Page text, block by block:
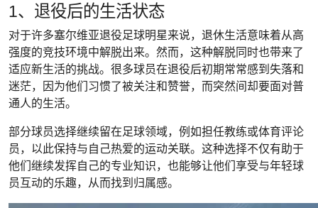
1、退役后的生活状态
对于许多塞尔维亚退役足球明星来说，退休生活意味着从高
强度的竞技环境中解脱出来。然而，这种解脱同时也带来了
适应新生活的挑战。很多球员在退役后初期常常感到失落和
迷茫，因为他们习惯了被关注和赞誉，而突然间却要面对普
通人的生活。
部分球员选择继续留在足球领域，例如担任教练或体育评论
员，以此保持与自己热爱的运动关联。这种选择不仅有助于
他们继续发挥自己的专业知识，也能够让他们享受与年轻球
员互动的乐趣，从而找到归属感。